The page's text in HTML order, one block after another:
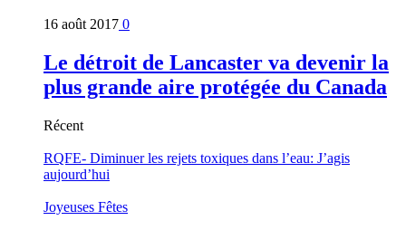
16 août 2017 0
Le détroit de Lancaster va devenir la
plus grande aire protégée du Canada
Récent
RQFE- Diminuer les rejets toxiques dans l’eau: J’agis
aujourd’hui
Joyeuses Fêtes